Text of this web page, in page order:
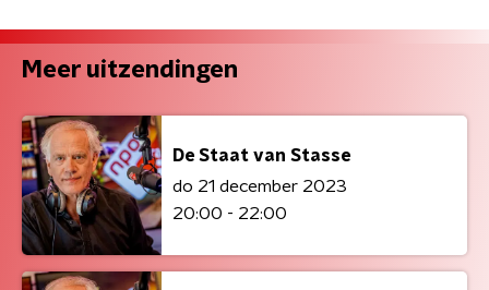
Meer uitzendingen
De Staat van Stasse
do 21 december 2023
20:00 - 22:00